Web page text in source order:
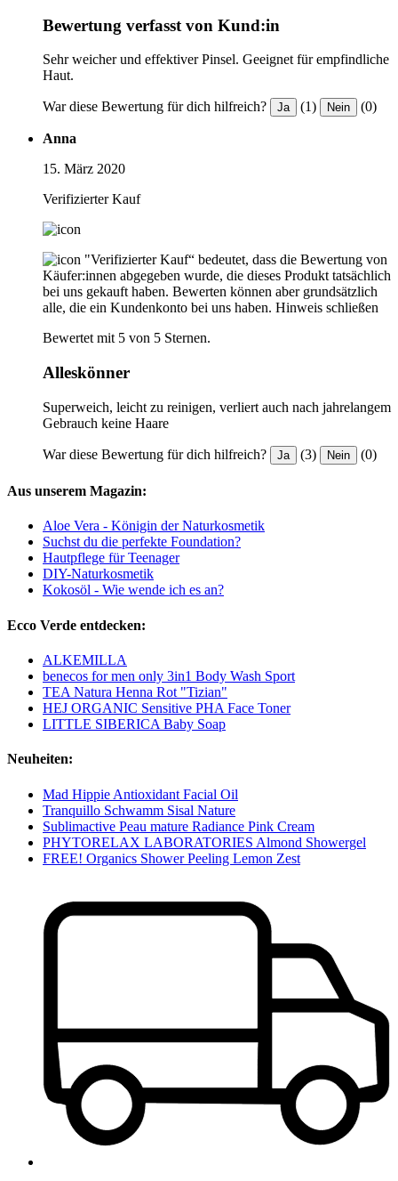
Bewertung verfasst von Kund:in
Sehr weicher und effektiver Pinsel. Geeignet für empfindliche
Haut.
War diese Bewertung für dich hilfreich? Ja (1) Nein (0)
Anna
15. März 2020
Verifizierter Kauf
"Verifizierter Kauf“ bedeutet, dass die Bewertung von
Käufer:innen abgegeben wurde, die dieses Produkt tatsächlich
bei uns gekauft haben. Bewerten können aber grundsätzlich
alle, die ein Kundenkonto bei uns haben. Hinweis schließen
Bewertet mit 5 von 5 Sternen.
Alleskönner
Superweich, leicht zu reinigen, verliert auch nach jahrelangem
Gebrauch keine Haare
War diese Bewertung für dich hilfreich? Ja (3) Nein (0)
Aus unserem Magazin:
Aloe Vera - Königin der Naturkosmetik
Suchst du die perfekte Foundation?
Hautpflege für Teenager
DIY-Naturkosmetik
Kokosöl - Wie wende ich es an?
Ecco Verde entdecken:
ALKEMILLA
benecos for men only 3in1 Body Wash Sport
TEA Natura Henna Rot "Tizian"
HEJ ORGANIC Sensitive PHA Face Toner
LITTLE SIBERICA Baby Soap
Neuheiten:
Mad Hippie Antioxidant Facial Oil
Tranquillo Schwamm Sisal Nature
Sublimactive Peau mature Radiance Pink Cream
PHYTORELAX LABORATORIES Almond Showergel
FREE! Organics Shower Peeling Lemon Zest